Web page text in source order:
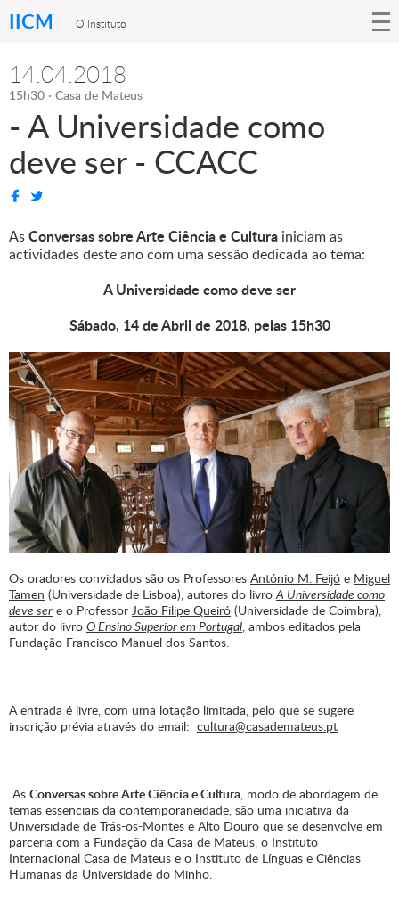
IICM O Instituto
14.04.2018
15h30 · Casa de Mateus
- A Universidade como
deve ser - CCACC
AsConversas sobre Arte Ciência e Cultura iniciam as
actividades deste ano com uma sessão dedicada ao tema:
A Universidade como deve ser
Sábado, 14 de Abril de 2018, pelas 15h30
Os oradores convidados são os Professores António M. Feijó e Miguel
Tamen (Universidade de Lisboa), autores do livro A Universidade como
deve ser e o Professor João Filipe Queiró (Universidade de Coimbra),
autor do livro O Ensino Superior em Portugal , ambos editados pela
Fundação Francisco Manuel dos Santos.
A entrada é livre, com uma lotação limitada, pelo que se sugere
inscrição prévia através do email: cultura@casademateus.pt
As Conversas sobre Arte Ciência e Cultura , modo de abordagem de
temas essenciais da contemporaneidade, são uma iniciativa da
Universidade de Trás-os-Montes e Alto Douro que se desenvolve em
parceria com a Fundação da Casa de Mateus, o Instituto
Internacional Casa de Mateus e o Instituto de Línguas e Ciências
Humanas da Universidade do Minho.